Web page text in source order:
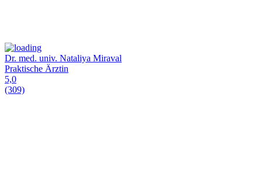
Dr. med. univ. Nataliya Miraval
Praktische Ärztin
5,0
(309)